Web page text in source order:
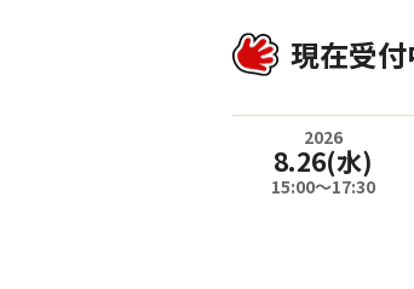
現在受
2026
8.26(水)
15:00～17:30